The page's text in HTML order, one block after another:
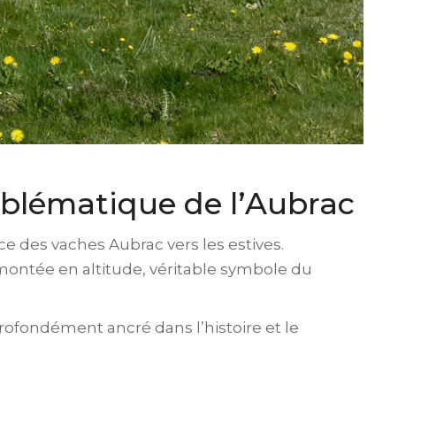
de l’Aubrac
des vaches Aubrac vers les estives.
en altitude, véritable symbole du
ancré dans l’histoire et le